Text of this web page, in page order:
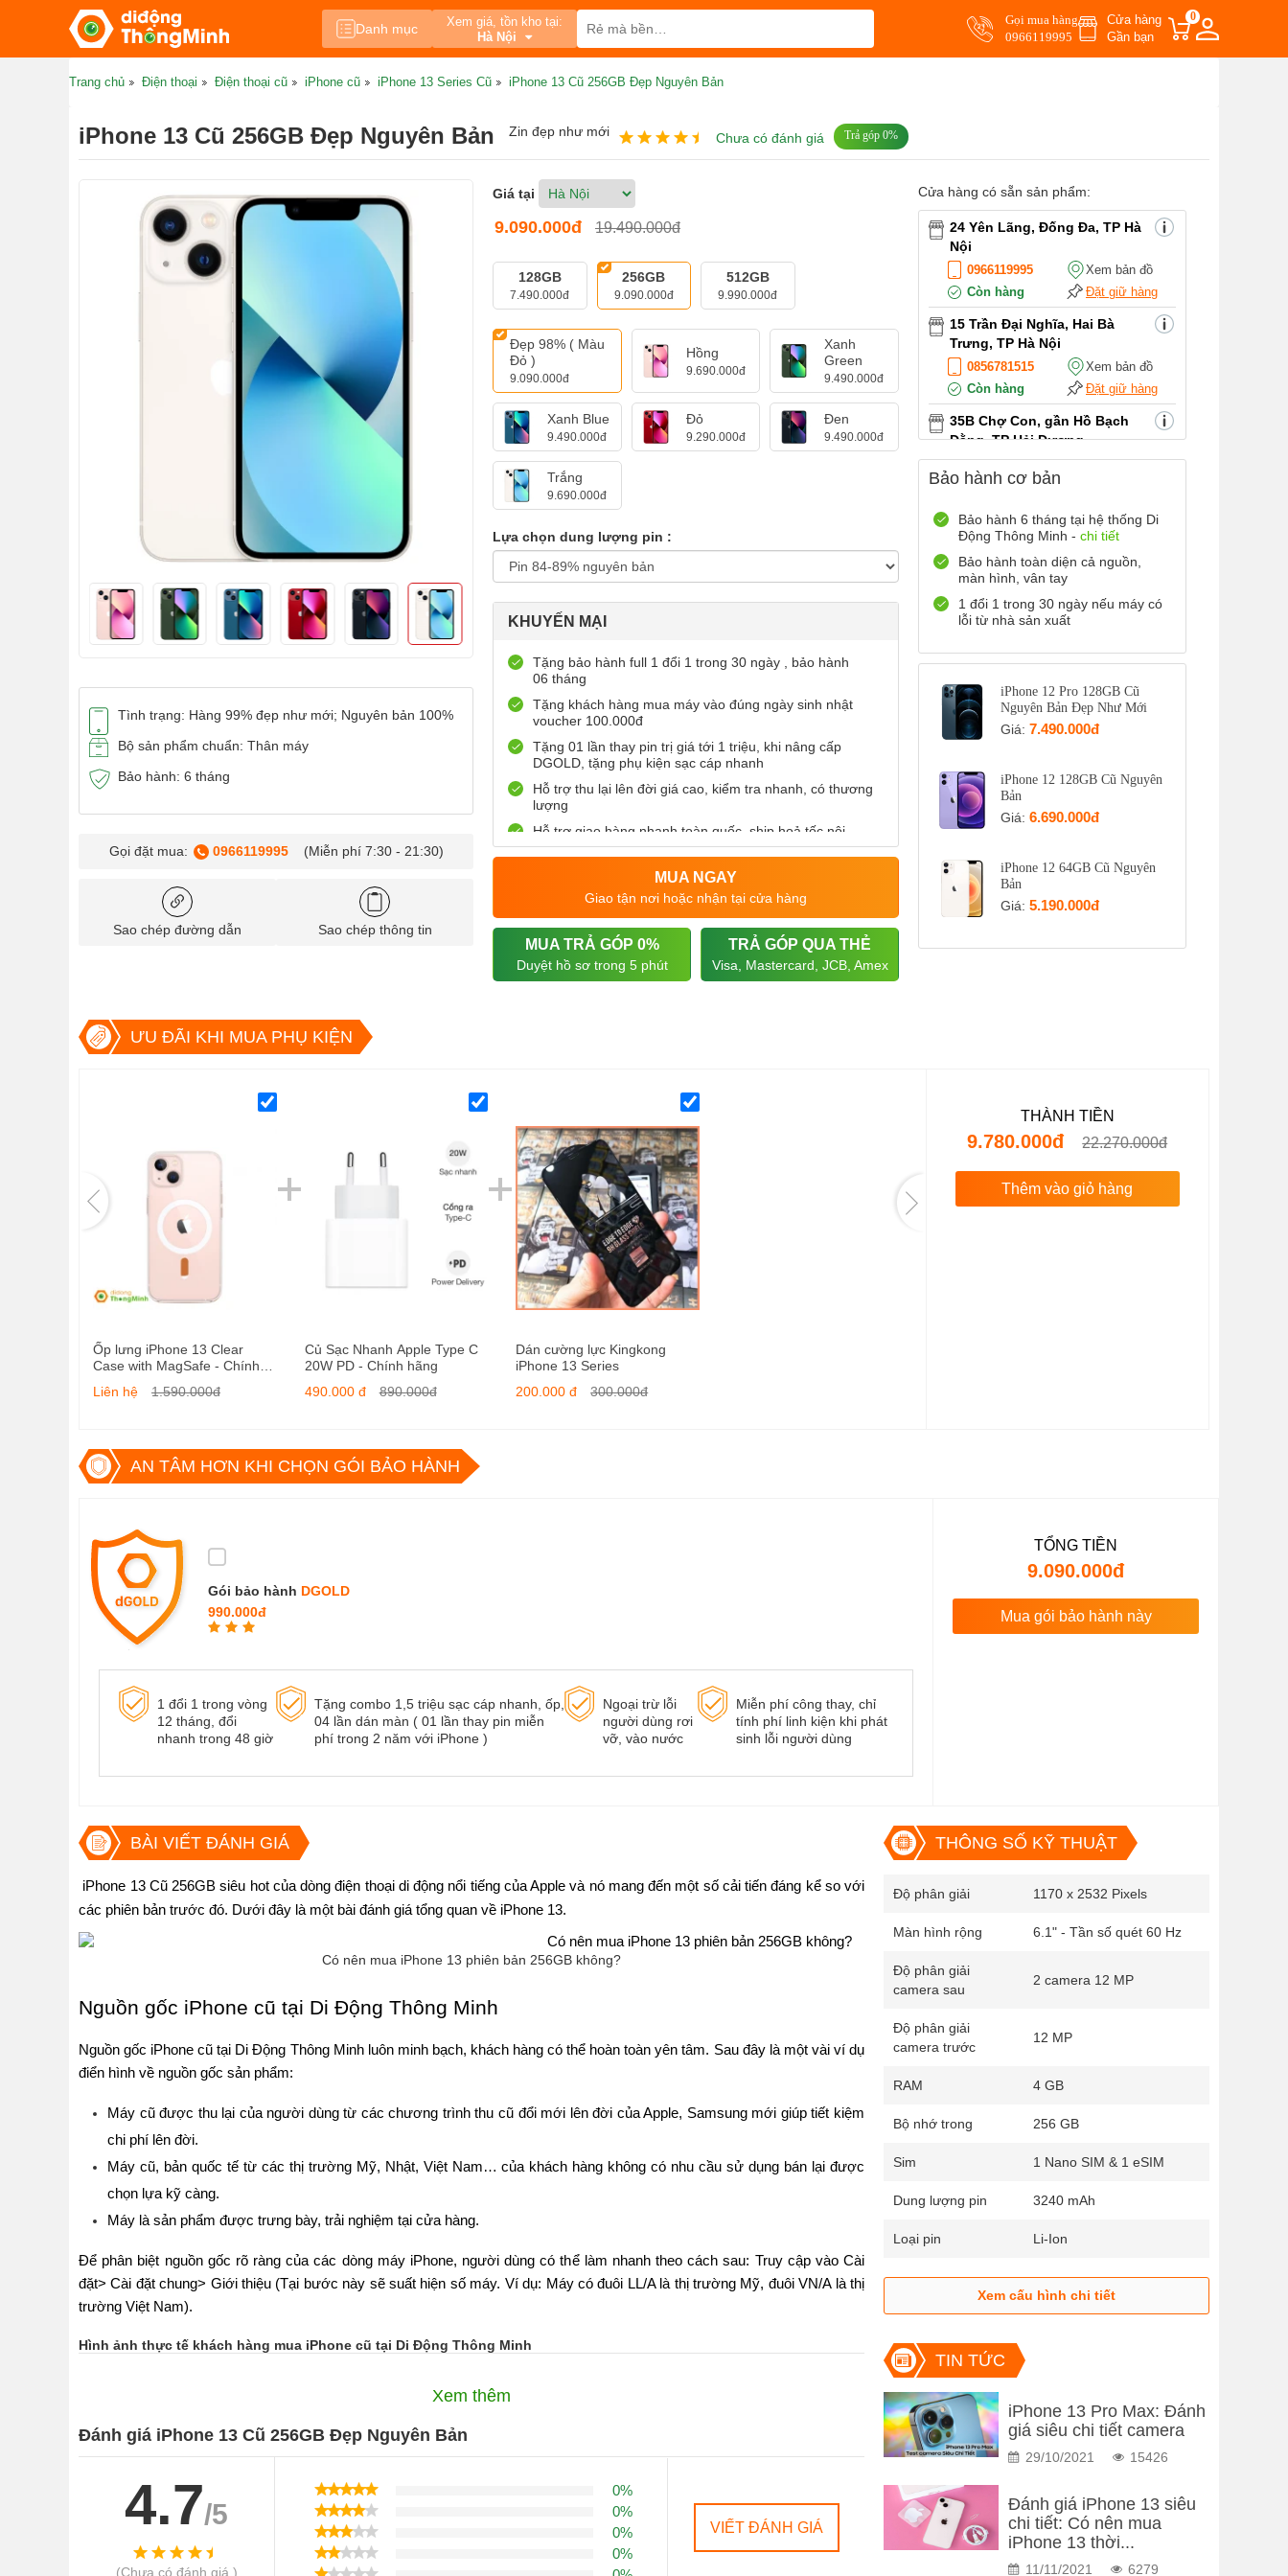
Danh mục
Xem giá, tồn kho tại:
Hà Nội
Gọi mua hàng
0966119995
Cửa hàng
Gần bạn
0
Trang chủ Điện thoại Điện thoại cũ iPhone cũ iPhone 13 Series Cũ iPhone 13 Cũ 256GB Đẹp Nguyên Bản
iPhone 13 Cũ 256GB Đẹp Nguyên Bản Zin đẹp như mới Chưa có đánh giá Trả góp 0%
Tình trạng: Hàng 99% đẹp như mới; Nguyên bản 100%
Bộ sản phẩm chuẩn: Thân máy
Bảo hành: 6 tháng
Gọi đặt mua: 0966119995 (Miễn phí 7:30 - 21:30)
Sao chép đường dẫn Sao chép thông tin
Giá tại
9.090.000đ 19.490.000đ
128GB
7.490.000đ
256GB
9.090.000đ
512GB
9.990.000đ
Đẹp 98% ( Màu
Đỏ )
9.090.000đ
Hồng
9.690.000đ
Xanh
Green
9.490.000đ
Xanh Blue
9.490.000đ
Đỏ
9.290.000đ
Đen
9.490.000đ
Trắng
9.690.000đ
Lựa chọn dung lượng pin :
KHUYẾN MẠI
Tặng bảo hành full 1 đổi 1 trong 30 ngày , bảo hành
06 tháng
Tặng khách hàng mua máy vào đúng ngày sinh nhật
voucher 100.000đ
Tặng 01 lần thay pin trị giá tới 1 triệu, khi nâng cấp
DGOLD, tặng phụ kiện sạc cáp nhanh
Hỗ trợ thu lại lên đời giá cao, kiểm tra nhanh, có thương
lượng
Hỗ trợ giao hàng nhanh toàn quốc, ship hoả tốc nội
thành, miễn phí giao hàng (*)
MUA NGAY
Giao tận nơi hoặc nhận tại cửa hàng
MUA TRẢ GÓP 0%
Duyệt hồ sơ trong 5 phút
TRẢ GÓP QUA THẺ
Visa, Mastercard, JCB, Amex
Cửa hàng có sẵn sản phẩm:
24 Yên Lãng, Đống Đa, TP Hà
Nội
0966119995
Xem bản đồ
Còn hàng
Đặt giữ hàng
15 Trần Đại Nghĩa, Hai Bà
Trưng, TP Hà Nội
0856781515
Xem bản đồ
Còn hàng
Đặt giữ hàng
35B Chợ Con, gần Hồ Bạch
Đằng, TP Hải Dương
0899965566
Xem bản đồ
Còn hàng
12 Điện Biên Phủ, TP Hải
Phòng
0916551212
Xem bản đồ
Còn hàng
Số 72 Trần Thành Ngọ,TP Hải
0888667272
Xem bản đồ
699 Lê Hồng Phong , Quận 10,
TP Hồ Chí Minh
Còn hàng
Đặt giữ hàng
Bảo hành cơ bản
Bảo hành 6 tháng tại hệ thống Di
Động Thông Minh - chi tiết
Bảo hành toàn diện cả nguồn,
màn hình, vân tay
1 đổi 1 trong 30 ngày nếu máy có
lỗi từ nhà sản xuất
iPhone 12 Pro 128GB Cũ
Nguyên Bản Đẹp Như Mới
Giá: 7.490.000đ
iPhone 12 128GB Cũ Nguyên
Bản
Giá: 6.690.000đ
iPhone 12 64GB Cũ Nguyên
Bản
Giá: 5.190.000đ
ƯU ĐÃI KHI MUA PHỤ KIỆN
Ốp lưng iPhone 13 Clear
Case with MagSafe - Chính
Liên hệ 1.590.000đ
Củ Sạc Nhanh Apple Type C
20W PD - Chính hãng
490.000 đ
890.000đ
Dán cường lực Kingkong
iPhone 13 Series
200.000 đ
300.000đ
THÀNH TIỀN
9.780.000đ 22.270.000đ
Thêm vào giỏ hàng
AN TÂM HƠN KHI CHỌN GÓI BẢO HÀNH
Gói bảo hành DGOLD
990.000đ
1 đổi 1 trong vòng
12 tháng, đổi
nhanh trong 48 giờ
Tặng combo 1,5 triệu sạc cáp nhanh, ốp,
04 lần dán màn ( 01 lần thay pin miễn
phí trong 2 năm với iPhone )
Ngoại trừ lỗi
người dùng rơi
vỡ, vào nước
Miễn phí công thay, chỉ
tính phí linh kiện khi phát
sinh lỗi người dùng
TỔNG TIỀN
9.090.000đ
Mua gói bảo hành này
BÀI VIẾT ĐÁNH GIÁ
iPhone 13 Cũ 256GB siêu hot của dòng điện thoại di động nổi tiếng của Apple và nó mang đến một số cải tiến đáng kể so với
các phiên bản trước đó. Dưới đây là một bài đánh giá tổng quan về iPhone 13.
Có nên mua iPhone 13 phiên bản 256GB không?
Nguồn gốc iPhone cũ tại Di Động Thông Minh
Nguồn gốc iPhone cũ tại Di Động Thông Minh luôn minh bạch, khách hàng có thể hoàn toàn yên tâm. Sau đây là một vài ví dụ
điển hình về nguồn gốc sản phẩm:
Máy cũ được thu lại của người dùng từ các chương trình thu cũ đổi mới lên đời của Apple, Samsung mới giúp tiết kiệm
chi phí lên đời.
Máy cũ, bản quốc tế từ các thị trường Mỹ, Nhật, Việt Nam… của khách hàng không có nhu cầu sử dụng bán lại được
chọn lựa kỹ càng.
Máy là sản phẩm được trưng bày, trải nghiệm tại cửa hàng.
Để phân biệt nguồn gốc rõ ràng của các dòng máy iPhone, người dùng có thể làm nhanh theo cách sau: Truy cập vào Cài
đặt> Cài đặt chung> Giới thiệu (Tại bước này sẽ suất hiện số máy. Ví dụ: Máy có đuôi LL/A là thị trường Mỹ, đuôi VN/A là thị
trường Việt Nam).
Hình ảnh thực tế khách hàng mua iPhone cũ tại Di Động Thông Minh
Xem thêm
Đánh giá iPhone 13 Cũ 256GB Đẹp Nguyên Bản
4.7/5
(Chưa có đánh giá )
0%
0%
0%
0%
VIẾT ĐÁNH GIÁ
THÔNG SỐ KỸ THUẬT
Độ phân giải 1170 x 2532 Pixels
Màn hình rộng 6.1" - Tần số quét 60 Hz
Độ phân giải
camera sau
2 camera 12 MP
Độ phân giải
camera trước
12 MP
RAM 4 GB
Bộ nhớ trong 256 GB
Sim 1 Nano SIM & 1 eSIM
Dung lượng pin 3240 mAh
Loại pin Li-Ion
Xem cấu hình chi tiết
TIN TỨC
iPhone 13 Pro Max: Đánh
giá siêu chi tiết camera
29/10/2021 15426
Đánh giá iPhone 13 siêu
chi tiết: Có nên mua
iPhone 13 thời...
11/11/2021 6279